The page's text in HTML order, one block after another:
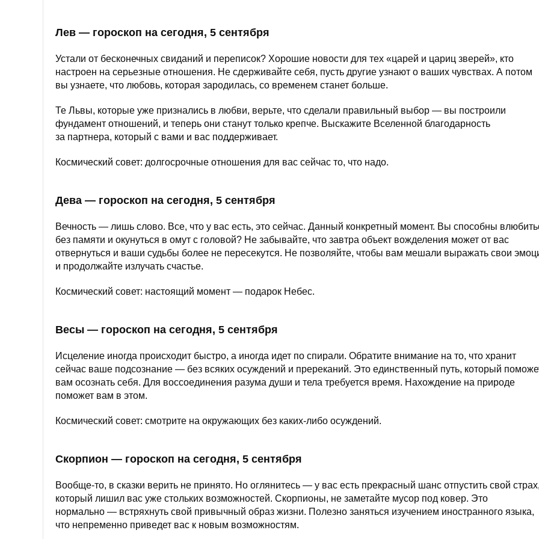
Лев — гороскоп на сегодня, 5 сентября
Устали от бесконечных свиданий и переписок? Хорошие новости для тех «царей и цариц зверей», кто
настроен на серьезные отношения. Не сдерживайте себя, пусть другие узнают о ваших чувствах. А потом
вы узнаете, что любовь, которая зародилась, со временем станет больше.
Те Львы, которые уже признались в любви, верьте, что сделали правильный выбор — вы построили
фундамент отношений, и теперь они станут только крепче. Выскажите Вселенной благодарность
за партнера, который с вами и вас поддерживает.
Космический совет: долгосрочные отношения для вас сейчас то, что надо.
Дева — гороскоп на сегодня, 5 сентября
Вечность — лишь слово. Все, что у вас есть, это сейчас. Данный конкретный момент. Вы способны
без памяти и окунуться в омут с головой? Не забывайте, что завтра объект вожделения может от вас
отвернуться и ваши судьбы более не пересекутся. Не позволяйте, чтобы вам мешали выражать свои
и продолжайте излучать счастье.
Космический совет: настоящий момент — подарок Небес.
Весы — гороскоп на сегодня, 5 сентября
Исцеление иногда происходит быстро, а иногда идет по спирали. Обратите внимание на то, что хранит
сейчас ваше подсознание — без всяких осуждений и пререканий. Это единственный путь, который
вам осознать себя. Для воссоединения разума души и тела требуется время. Нахождение на природе
поможет вам в этом.
Космический совет: смотрите на окружающих без каких-либо осуждений.
Скорпион — гороскоп на сегодня, 5 сентября
Вообще-то, в сказки верить не принято. Но оглянитесь — у вас есть прекрасный шанс отпустить свой страх,
который лишил вас уже стольких возможностей. Скорпионы, не заметайте мусор под ковер. Это
нормально — встряхнуть свой привычный образ жизни. Полезно заняться изучением иностранного языка,
что непременно приведет вас к новым возможностям.